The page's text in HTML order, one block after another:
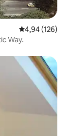
Évaluation
4,94 (126)
Way.